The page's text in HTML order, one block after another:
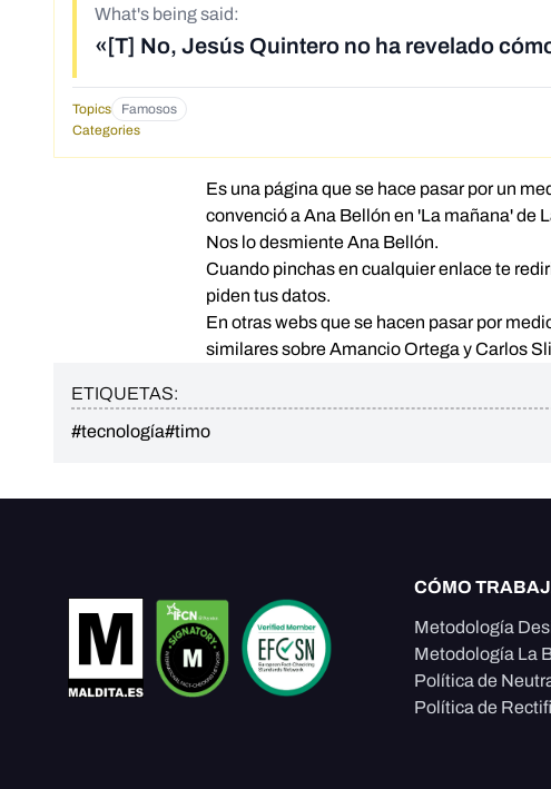
What's being said:
«[T] No, Jesús Quintero no ha revelado
Topics Famosos
Categories
Es una página que se hace pasar por un
convenció a Ana Bellón en 'La mañana' de
Nos lo desmiente Ana Bellón.
Cuando pinchas en cualquier enlace te
piden tus datos.
En otras webs que se hacen pasar por
similares sobre Amancio Ortega y Carlos
ETIQUETAS:
#tecnología#timo
CÓMO
Metodología
Metodología La
Política de
Política de